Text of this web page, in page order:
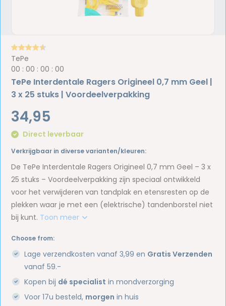
TePe
00 :00 :00 :00
TePe Interdentale Ragers Origineel 0,7 mm Geel |
3 x 25 stuks | Voordeelverpakking
34,95
Direct leverbaar
Verkrijgbaar in diverse varianten/kleuren:
De TePe Interdentale Ragers Origineel 0,7 mm Geel – 3 x
25 stuks – Voordeelverpakking zijn speciaal ontwikkeld
voor het verwijderen van tandplak en etensresten op de
plekken waar je met een (elektrische) tandenborstel niet
bij kunt. Toon meer
Choose from:
Lage verzendkosten vanaf 3,99 en Gratis Verzenden
vanaf 59.-
Kopen bij dé specialist in mondverzorging
Voor 17u besteld, morgen in huis